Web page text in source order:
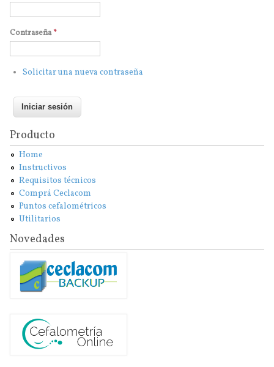
Contraseña*
Solicitar una nueva contraseña
Producto
Home
Instructivos
Requisitos técnicos
Comprá Ceclacom
Puntos cefalométricos
Utilitarios
Novedades